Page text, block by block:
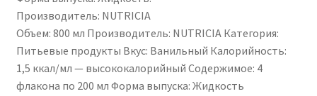
Производитель: NUTRICIA
Объем: 800 мл Производитель: NUTRICIA Категория:
Питьевые продукты Вкус: Ванильный Калорийность:
1,5 ккал/мл — высококалорийный Содержимое: 4
флакона по 200 мл Форма выпуска: Жидкость